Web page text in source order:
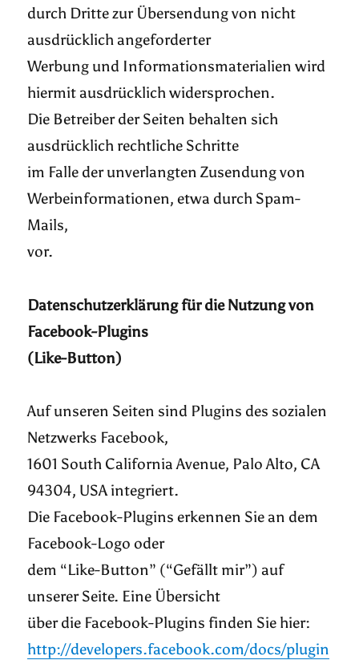
durch Dritte zur Übersendung von nicht
ausdrücklich angeforderter
Werbung und Informationsmaterialien wird
hiermit ausdrücklich widersprochen.
Die Betreiber der Seiten behalten sich
ausdrücklich rechtliche Schritte
im Falle der unverlangten Zusendung von
Werbeinformationen, etwa durch Spam-
Mails,
vor.
Datenschutzerklärung für die Nutzung von
Facebook-Plugins
(Like-Button)
Auf unseren Seiten sind Plugins des sozialen
Netzwerks Facebook,
1601 South California Avenue, Palo Alto, CA
94304, USA integriert.
Die Facebook-Plugins erkennen Sie an dem
Facebook-Logo oder
dem “Like-Button” (“Gefällt mir”) auf
unserer Seite. Eine Übersicht
über die Facebook-Plugins finden Sie hier:
http://developers.facebook.com/docs/plugin